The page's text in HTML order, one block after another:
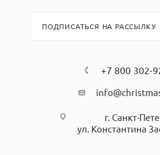
ПОДПИСАТЬСЯ НА РАССЫЛКУ
+7 800 302-
г. Санкт-
ул. Константина